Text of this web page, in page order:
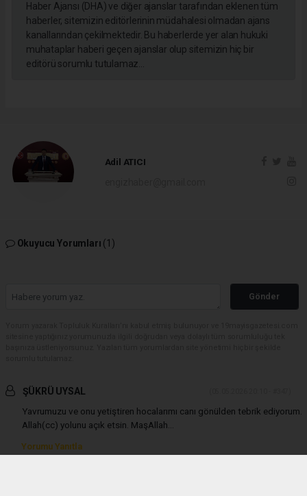
Haber Ajansı (DHA) ve diğer ajanslar tarafından eklenen tüm
haberler, sitemizin editörlerinin müdahalesi olmadan ajans
kanallarından çekilmektedir. Bu haberlerde yer alan hukuki
muhataplar haberi geçen ajanslar olup sitemizin hiç bir
editörü sorumlu tutulamaz...
Adil ATICI
Okuyucu Yorumları (1)
Gönder
ŞÜKRÜ UYSAL
Yavrumuzu ve onu yetiştiren hocalarımı canı gönülden tebrik ediyorum.
Allah(cc) yolunu açık etsin. MaşAllah...
Yorumu Yanıtla